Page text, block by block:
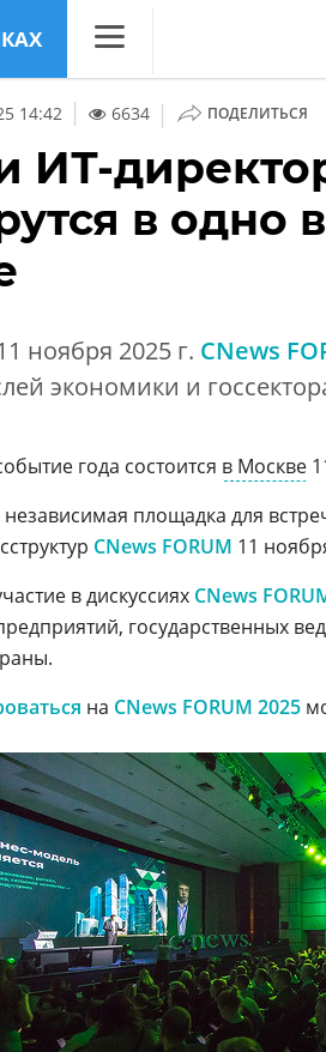
Аналитика
Конференции
Маркет
14:42 6634 | ПОДЕЛИТЬСЯ
ИТ-
в одно
ноября 2025 г. CNews
экономики и
года состоится в Москве
площадка для
CNews FORUM 11
в дискуссиях CNews
государственных
на CNews FORUM 2025